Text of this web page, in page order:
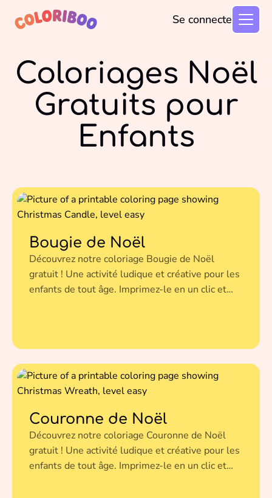
Se connecter
Coloriages Noël
Gratuits pour
Enfants
Bougie de Noël
Découvrez notre coloriage Bougie de Noël
gratuit ! Une activité ludique et créative pour les
enfants de tout âge. Imprimez-le en un clic et
Couronne de Noël
Découvrez notre coloriage Couronne de Noël
gratuit ! Une activité ludique et créative pour les
enfants de tout âge. Imprimez-le en un clic et